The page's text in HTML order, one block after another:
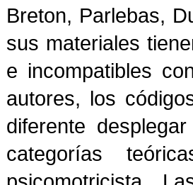
Breton, Parlebas,
sus materiales
e incompatibles
autores, los
diferente
categorías